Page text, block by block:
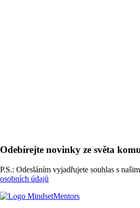
Odebírejte novinky ze světa
P.S.: Odesláním vyjadřujete souhlas s
osobních údajů